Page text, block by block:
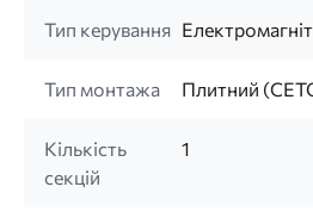
Тип керування
Тип монтажа Плитний
Кількість
секцій
1